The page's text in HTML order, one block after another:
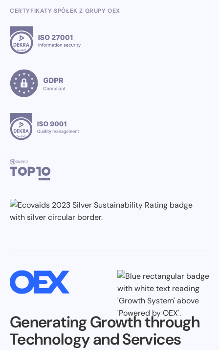
CERTYFIKATY SPÓŁEK Z GRUPY OEX
Generating Growth through
Technology and Services